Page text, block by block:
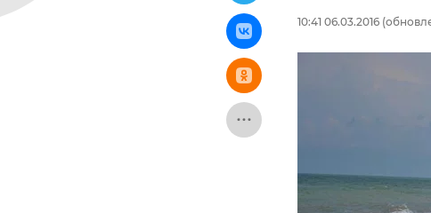
10:41 06.03.2016